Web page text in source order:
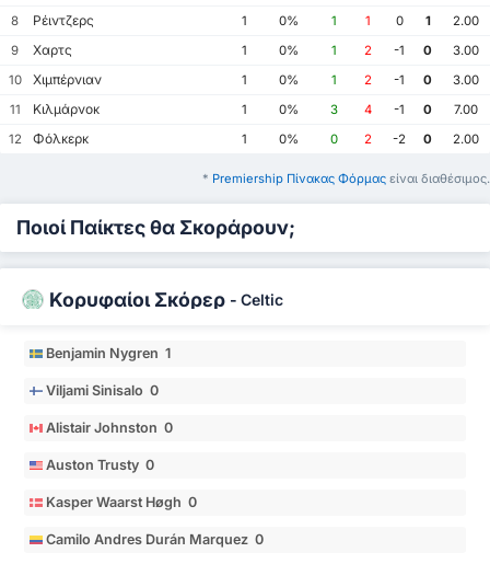
8
Ρέιντζερς 1 0% 1 1 0 1
2.00
9
Χαρτς 1 0% 1 2 -1 0
3.00
10
Χιμπέρνιαν 1 0% 1 2 -1 0
3.00
11
Κιλμάρνοκ 1 0% 3 4 -1 0
7.00
12
Φόλκερκ 1 0% 0 2 -2 0 2.00
* Premiership Πίνακας Φόρμας είναι διαθέσιμος.
Ποιοί Παίκτες θα Σκοράρουν;
Κορυφαίοι Σκόρερ - Celtic
Benjamin Nygren 1
Viljami Sinisalo 0
Alistair Johnston 0
Auston Trusty 0
Kasper Waarst Høgh 0
Camilo Andres Durán Marquez 0